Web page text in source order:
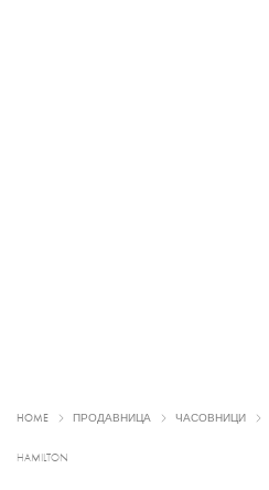
HOME ПРОДАВНИЦА ЧАСОВНИЦИ
HAMILTON